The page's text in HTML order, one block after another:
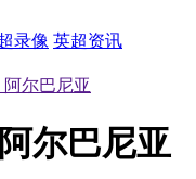
录像 英超资讯
尔巴尼亚
尔巴尼亚